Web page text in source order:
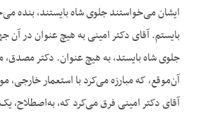
ایشان می‌خواستند جلوی شاه بایستند، بنده
بایستم. آقای دکتر امینی به هیچ عنوان در
جلوی شاه بایستد، به هیچ عنوان. دکتر مصدق،
آن‌موقع، که مبارزه می‌کرد با استعمار خارجی،
آقای دکتر امینی فرق می‌کرد که،